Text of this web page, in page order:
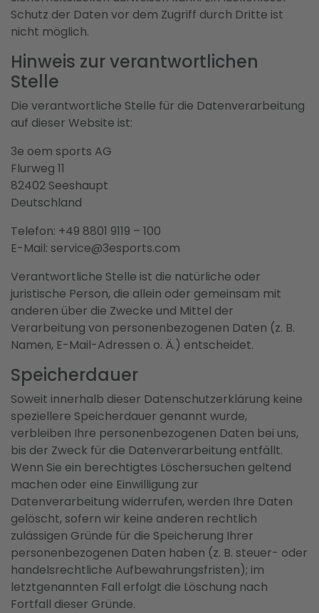
Schutz der Daten vor dem Zugriff durch Dritte ist
nicht möglich.
Hinweis zur verantwortlichen
Stelle
Die verantwortliche Stelle für die Datenverarbeitung
auf dieser Website ist:
3e oem sports AG
Flurweg 11
82402 Seeshaupt
Deutschland
Telefon: +49 8801 9119 – 100
E-Mail: service@3esports.com
Verantwortliche Stelle ist die natürliche oder
juristische Person, die allein oder gemeinsam mit
anderen über die Zwecke und Mittel der
Verarbeitung von personenbezogenen Daten (z. B.
Namen, E-Mail-Adressen o. Ä.) entscheidet.
Speicherdauer
Soweit innerhalb dieser Datenschutzerklärung keine
speziellere Speicherdauer genannt wurde,
verbleiben Ihre personenbezogenen Daten bei uns,
bis der Zweck für die Datenverarbeitung entfällt.
Wenn Sie ein berechtigtes Löschersuchen geltend
machen oder eine Einwilligung zur
Datenverarbeitung widerrufen, werden Ihre Daten
gelöscht, sofern wir keine anderen rechtlich
zulässigen Gründe für die Speicherung Ihrer
personenbezogenen Daten haben (z. B. steuer- oder
handelsrechtliche Aufbewahrungsfristen); im
letztgenannten Fall erfolgt die Löschung nach
Fortfall dieser Gründe.